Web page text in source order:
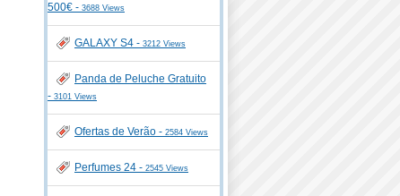
500€ - 3688 Views
GALAXY S4 - 3212 Views
Panda de Peluche Gratuito
- 3101 Views
Ofertas de Verão - 2584 Views
Perfumes 24 - 2545 Views